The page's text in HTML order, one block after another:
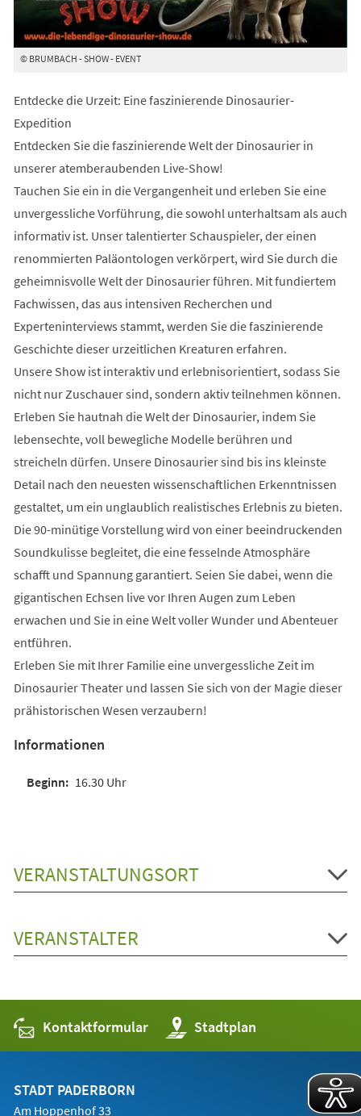
© BRUMBACH - SHOW - EVENT
Entdecke die Urzeit: Eine faszinierende Dinosaurier-
Expedition
Entdecken Sie die faszinierende Welt der Dinosaurier in
unserer atemberaubenden Live-Show!
Tauchen Sie ein in die Vergangenheit und erleben Sie eine
unvergessliche Vorführung, die sowohl unterhaltsam als auch
informativ ist. Unser talentierter Schauspieler, der einen
renommierten Paläontologen verkörpert, wird Sie durch die
geheimnisvolle Welt der Dinosaurier führen. Mit fundiertem
Fachwissen, das aus intensiven Recherchen und
Experteninterviews stammt, werden Sie die faszinierende
Geschichte dieser urzeitlichen Kreaturen erfahren.
Unsere Show ist interaktiv und erlebnisorientiert, sodass Sie
nicht nur Zuschauer sind, sondern aktiv teilnehmen können.
Erleben Sie hautnah die Welt der Dinosaurier, indem Sie
lebensechte, voll bewegliche Modelle berühren und
streicheln dürfen. Unsere Dinosaurier sind bis ins kleinste
Detail nach den neuesten wissenschaftlichen Erkenntnissen
gestaltet, um ein unglaublich realistisches Erlebnis zu bieten.
Die 90-minütige Vorstellung wird von einer beeindruckenden
Soundkulisse begleitet, die eine fesselnde Atmosphäre
schafft und Spannung garantiert. Seien Sie dabei, wenn die
gigantischen Echsen live vor Ihren Augen zum Leben
erwachen und Sie in eine Welt voller Wunder und Abenteuer
entführen.
Erleben Sie mit Ihrer Familie eine unvergessliche Zeit im
Dinosaurier Theater und lassen Sie sich von der Magie dieser
prähistorischen Wesen verzaubern!
Informationen
16.30 Uhr
VERANSTALTUNGSORT
VERANSTALTER
Kontaktformular Stadtplan
(Öffnet
in
einem
STADT PADERBORN
Am Hoppenhof 33